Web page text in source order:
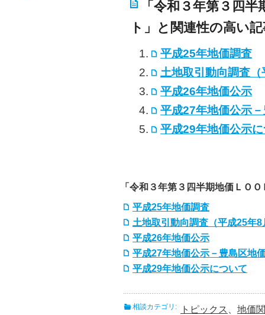
「令和３年第３四
ト」と関連性の高い
平成25年地価調査
土地取引動向調査
平成26年地価公示
平成27年地価公示
平成29年地価公示
「令和３年第３四半期地価ＬＯ
平成25年地価調査
土地取引動向調査（平成25年
平成26年地価公示
平成27年地価公示－豊島区地
平成29年地価公示について
相談カテゴリ: トピックス 地価